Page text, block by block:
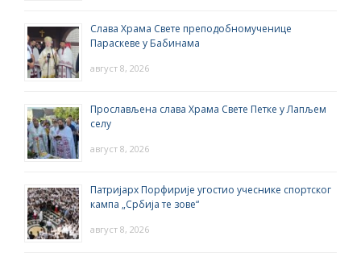
Слава Храма Свете преподобномученице
Параскеве у Бабинама
август 8, 2026
Прослављена слава Храма Свете Петке у Лапљем
селу
август 8, 2026
Патријарх Порфирије угостио учеснике спортског
кампа „Србија те зове“
август 8, 2026